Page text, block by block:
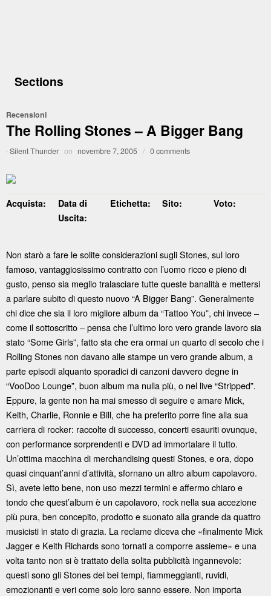
Sections
Recensioni
The Rolling Stones – A Bigger Bang
·Silent Thunder on novembre 7, 2005 / 0 comments
Acquista:
Data di
Uscita:
Etichetta: Sito: Voto:
Non starò a fare le solite considerazioni sugli Stones, sul loro
famoso, vantaggiosissimo contratto con l’uomo ricco e pieno di
gusto, penso sia meglio tralasciare tutte queste banalità e mettersi
a parlare subito di questo nuovo “A Bigger Bang”. Generalmente
chi dice che sia il loro migliore album da “Tattoo You”, chi invece –
come il sottoscritto – pensa che l’ultimo loro vero grande lavoro sia
stato “Some Girls”, fatto sta che era ormai un quarto di secolo che i
Rolling Stones non davano alle stampe un vero grande album, a
parte episodi alquanto sporadici di canzoni davvero degne in
“VooDoo Lounge”, buon album ma nulla più, o nel live “Stripped”.
Eppure, la gente non ha mai smesso di seguire e amare Mick,
Keith, Charlie, Ronnie e Bill, che ha preferito porre fine alla sua
carriera di rocker: raccolte di successo, concerti esauriti ovunque,
con performance sorprendenti e DVD ad immortalare il tutto.
Un’ottima macchina di merchandising questi Stones, e ora, dopo
quasi cinquant’anni d’attività, sfornano un altro album capolavoro.
Sì, avete letto bene, non uso mezzi termini e affermo chiaro e
tondo che quest’album è un capolavoro, rock nella sua accezione
più pura, ben concepito, prodotto e suonato alla grande da quattro
musicisti in stato di grazia. La reclame diceva che «finalmente Mick
Jagger e Keith Richards sono tornati a comporre assieme» e una
volta tanto non si è trattato della solita pubblicità ingannevole:
questi sono gli Stones dei bei tempi, fiammeggianti, ruvidi,
emozionanti e veri come solo loro sanno essere. Non importa